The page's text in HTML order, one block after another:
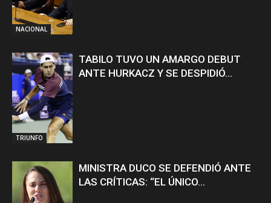
NACIONAL
TRIUNFO
TABILO TUVO UN AMARGO DEBUT
ANTE HURKACZ Y SE DESPIDIÓ...
MINISTRA DUCO SE DEFENDIÓ ANTE
LAS CRÍTICAS: “EL ÚNICO...